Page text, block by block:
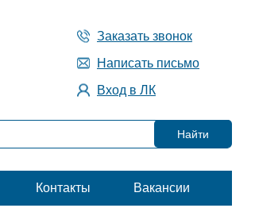
Заказать звонок
Написать письмо
Вход в ЛК
Контакты Вакансии